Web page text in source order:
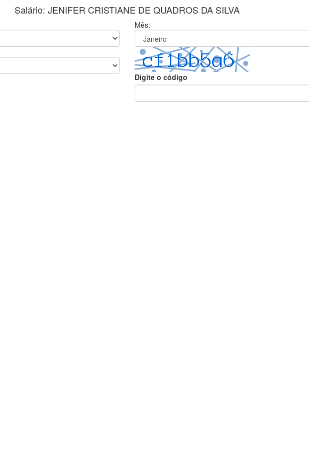
Salário: JENIFER CRISTIANE DE QUADROS DA SILVA
Mês:
Digite o código